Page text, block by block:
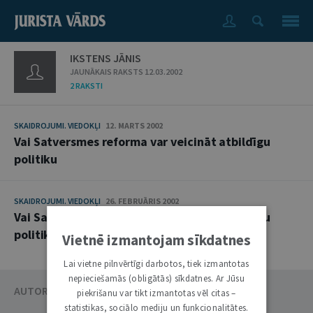
IKSTENS JĀNIS
JAUNĀKAIS RAKSTS 12.03.2002
2 RAKSTI
SKAIDROJUMI. VIEDOKĻI 12. MARTS 2002
Vai Satversmes reforma var veicināt atbildīgu
politiku
SKAIDROJUMI. VIEDOKĻI 26. FEBRUĀRIS 2002
Vai Satversmes reforma var veicināt atbildīgu
politiku
AUTORU KATALOGS
Vietnē izmantojam sīkdatnes
Lai vietne pilnvērtīgi darbotos, tiek izmantotas
nepieciešamās (obligātās) sīkdatnes. Ar Jūsu
piekrišanu var tikt izmantotas vēl citas –
statistikas, sociālo mediju un funkcionalitātes.